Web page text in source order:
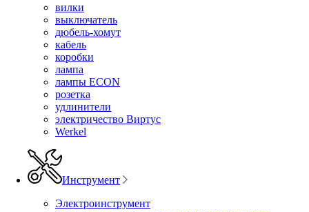
вилки
выключатель
дюбель-хомут
кабель
коробки
лампа
лампы ECON
розетка
удлинители
электричество Виртус
Werkel
Инструмент
Электроинструмент